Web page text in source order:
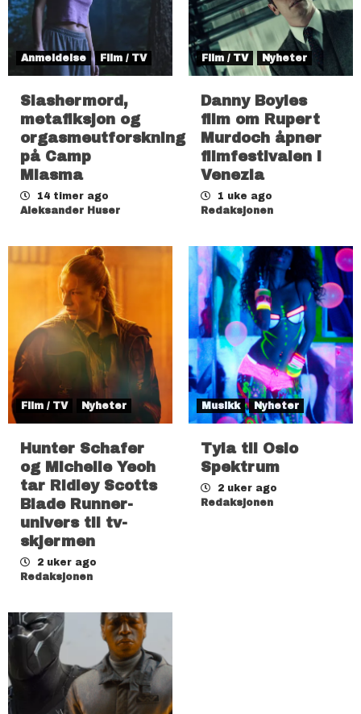
Anmeldelse Film / TV
Slashermord,
metafiksjon og
orgasmeutforskning
på Camp
Miasma
14 timer ago
Aleksander Huser
Film / TV Nyheter
Danny Boyles
film om Rupert
Murdoch åpner
filmfestivalen i
Venezia
1 uke ago
Redaksjonen
Film / TV Nyheter
Hunter Schafer
og Michelle Yeoh
tar Ridley Scotts
Blade Runner-
univers til tv-
skjermen
2 uker ago
Redaksjonen
Musikk Nyheter
Tyla til Oslo
Spektrum
2 uker ago
Redaksjonen